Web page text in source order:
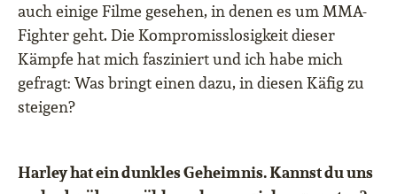
auch einige Filme gesehen, in denen es um MMA-
Fighter geht. Die Kompromisslosigkeit dieser
Kämpfe hat mich fasziniert und ich habe mich
gefragt: Was bringt einen dazu, in diesen Käfig zu
steigen?
Harley hat ein dunkles Geheimnis. Kannst du uns